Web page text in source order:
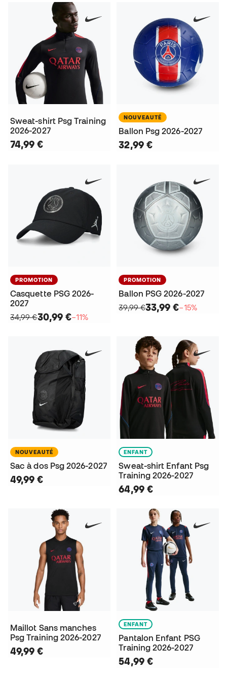
Sweat-shirt Psg Training
2026-2027
74,99 €
NOUVEAUTÉ
Ballon Psg 2026-2027
32,99 €
PROMOTION
Casquette PSG 2026-
2027
34,99 €30,99 €−11%
PROMOTION
Ballon PSG 2026-2027
39,99 €33,99 €−15%
NOUVEAUTÉ
Sac à dos Psg 2026-2027
49,99 €
ENFANT
Sweat-shirt Enfant Psg
Training 2026-2027
64,99 €
Maillot Sans manches
Psg Training 2026-2027
49,99 €
ENFANT
Pantalon Enfant PSG
Training 2026-2027
54,99 €